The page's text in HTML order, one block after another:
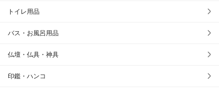
トイレ用品
バス・お風呂用品
仏壇・仏具・神具
印鑑・ハンコ